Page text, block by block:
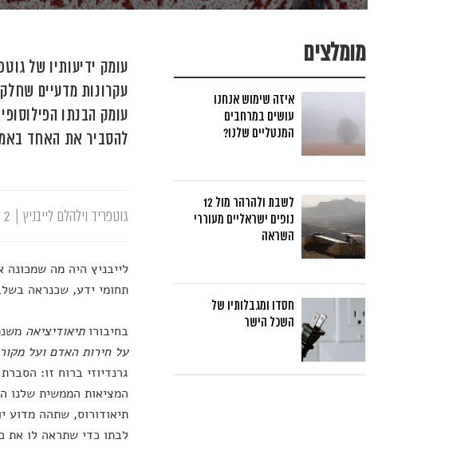
עומק ידיעותיו של
עומק הבנתו
להסביר את האחד
גוטפריד וילהלם לייבניץ
לייבניץ היה מה
תחומי ידע, שכנראה
בחיבורותיאודיציאה משנת 1710, שכעת יצא לאור
על חירות האדם ועל
גרנדיוזי ברוח זו:
המציאות הממשית שלנו
תיאודורוס, שתהה מדוע
לבתו כדי שתראה לו את
מומלצים
איזה שימוש אנחנו
עושים במרחבים
המנטליים שלנו?
לשבת ולהרהר מול 12
נופים ישראליים מעוררי
השראה
חסדו ומגבלותיו של
השכל הישר